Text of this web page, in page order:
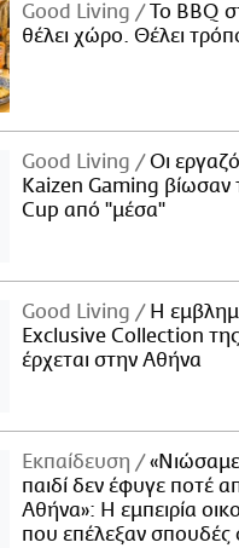
Good Living
Το BBQ
θέλει χώρο. Θέλει
Good Living
Οι
Kaizen Gaming βίωσαν
Cup από "μέσα"
Good Living
Η
Exclusive Collection
έρχεται στην Αθήνα
Εκπαίδευση
«Νιώσαμε
παιδί δεν έφυγε ποτέ
Αθήνα»: Η εμπειρία
που επέλεξαν σπουδές